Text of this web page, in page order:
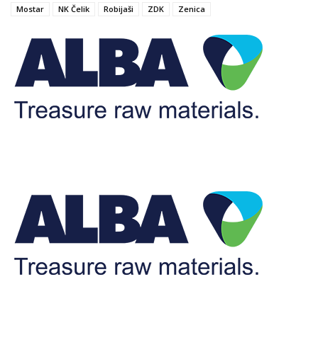
Mostar
NK Čelik Robijaši ZDK Zenica